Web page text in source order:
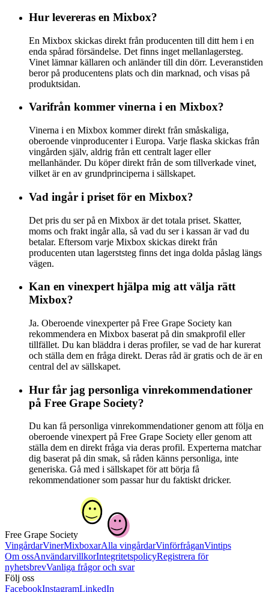
Hur levereras en Mixbox?
En Mixbox skickas direkt från producenten till ditt hem i en
enda spårad försändelse. Det finns inget mellanlagersteg.
Vinet lämnar källaren och anländer till din dörr. Leveranstiden
beror på producentens plats och din marknad, och visas på
produktsidan.
Varifrån kommer vinerna i en Mixbox?
Vinerna i en Mixbox kommer direkt från småskaliga,
oberoende vinproducenter i Europa. Varje flaska skickas från
vingården själv, aldrig från ett centralt lager eller
mellanhänder. Du köper direkt från de som tillverkade vinet,
vilket är en av grundprinciperna i sällskapet.
Vad ingår i priset för en Mixbox?
Det pris du ser på en Mixbox är det totala priset. Skatter,
moms och frakt ingår alla, så vad du ser i kassan är vad du
betalar. Eftersom varje Mixbox skickas direkt från
producenten utan lagerststeg finns det inga dolda påslag längs
vägen.
Kan en vinexpert hjälpa mig att välja rätt
Mixbox?
Ja. Oberoende vinexperter på Free Grape Society kan
rekommendera en Mixbox baserat på din smakprofil eller
tillfället. Du kan bläddra i deras profiler, se vad de har kurerat
och ställa dem en fråga direkt. Deras råd är gratis och de är en
central del av sällskapet.
Hur får jag personliga vinrekommendationer
på Free Grape Society?
Du kan få personliga vinrekommendationer genom att följa en
oberoende vinexpert på Free Grape Society eller genom att
ställa dem en direkt fråga via deras profil. Experterna matchar
dig baserat på din smak, så råden känns personliga, inte
generiska. Gå med i sällskapet för att börja få
rekommendationer som passar hur du faktiskt dricker.
Free Grape Society
VingårdarVinerMixboxarAlla vingårdarVinförfråganVintips
Om ossAnvändarvillkorIntegritetspolicyRegistrera för
nyhetsbrevVanliga frågor och svar
Följ oss
FacebookInstagramLinkedIn